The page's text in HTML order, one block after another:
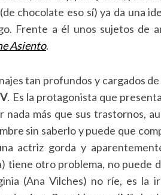
chocolate eso sí) ya da una
Frente a él unos sujetos de
Asiento.
tan profundos y cargados
. Es la protagonista que
nada más que sus trastornos,
sin saberlo y puede que
actriz gorda y
tiene otro problema, no puede
(Ana Vilches) no ríe, es la